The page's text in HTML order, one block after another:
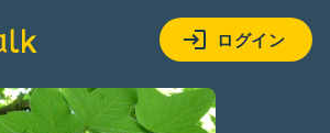
ログイン